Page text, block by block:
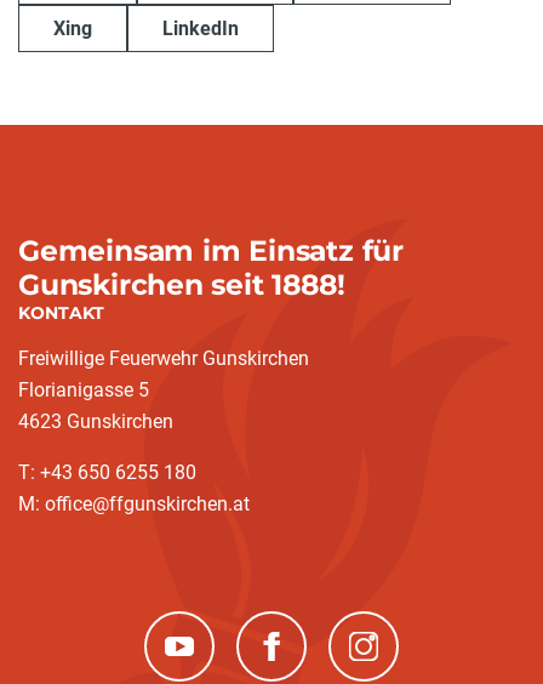
Xing LinkedIn
Gemeinsam im Einsatz für
Gunskirchen seit 1888!
KONTAKT
Freiwillige Feuerwehr Gunskirchen
Florianigasse 5
4623 Gunskirchen
T: +43 650 6255 180
M: office@ffgunskirchen.at
(neues Fenster)(neues Fenster)(neues Fenster)